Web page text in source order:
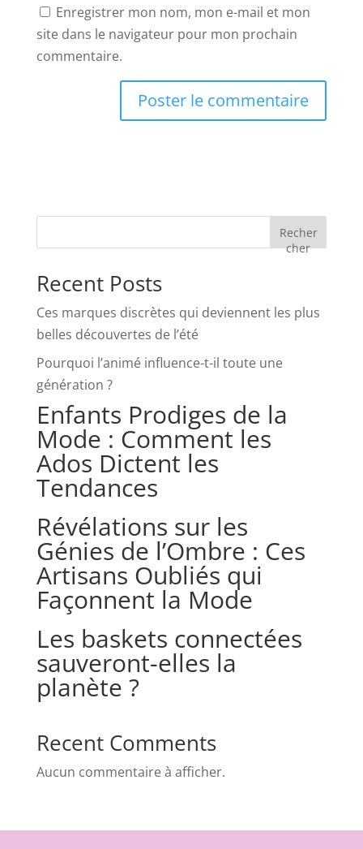
Enregistrer mon nom, mon e-mail et mon
site dans le navigateur pour mon prochain
commentaire.
Recher
cher
Recent Posts
Ces marques discrètes qui deviennent les plus
belles découvertes de l’été
Pourquoi l’animé influence-t-il toute une
génération ?
Enfants Prodiges de la
Mode : Comment les
Ados Dictent les
Tendances
Révélations sur les
Génies de l’Ombre : Ces
Artisans Oubliés qui
Façonnent la Mode
Les baskets connectées
sauveront-elles la
planète ?
Recent Comments
Aucun commentaire à afficher.